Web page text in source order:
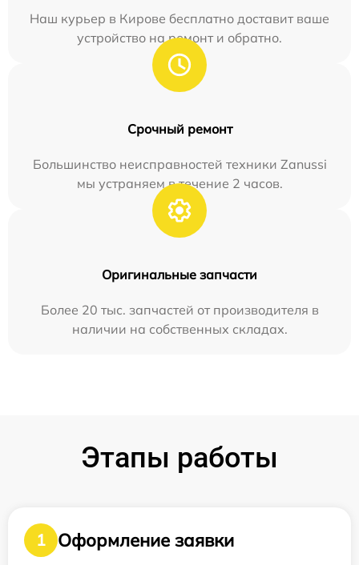
Наш курьер в Кирове бесплатно доставит ваше
устройство на ремонт и обратно.
Срочный ремонт
Большинство неисправностей техники Zanussi
мы устраняем в течение 2 часов.
Оригинальные запчасти
Более 20 тыс. запчастей от производителя в
наличии на собственных складах.
Этапы работы
1
Оформление заявки